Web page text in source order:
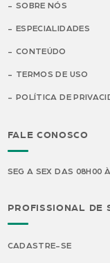
SOBRE NÓS
ESPECIALIDADES
CONTEÚDO
TERMOS DE USO
POLÍTICA DE
FALE CONOSCO
SEG A SEX DAS 08H00
PROFISSIONAL DE
CADASTRE-SE